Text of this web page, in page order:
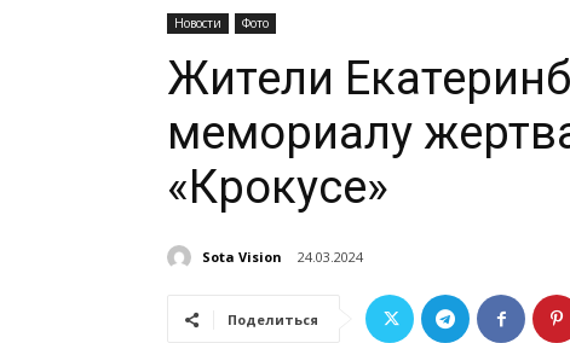
Новости Фото
Жители
мемориалу
«Крокусе»
Sota Vision 24.03.2024
Поделиться